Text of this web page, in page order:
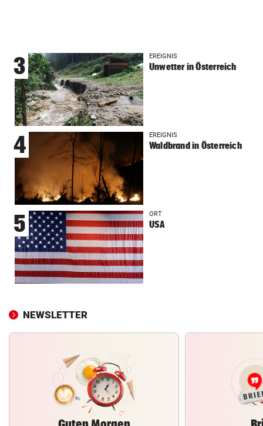
3 EREIGNIS
Unwetter in Österreich
4 EREIGNIS
Waldbrand in Österreich
5 ORT
USA
NEWSLETTER